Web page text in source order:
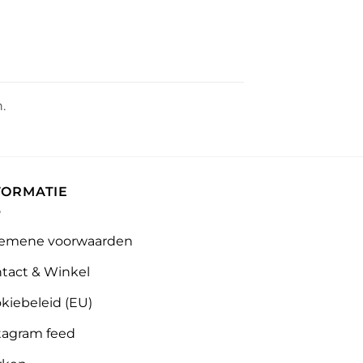
voorwaarden
& Winkel
(EU)
feed